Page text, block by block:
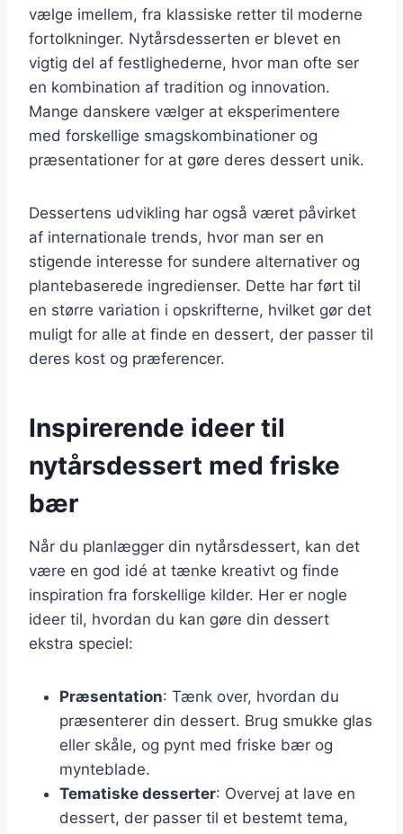
vælge imellem, fra klassiske retter til moderne
fortolkninger. Nytårsdesserten er blevet en
vigtig del af festlighederne, hvor man ofte ser
en kombination af tradition og innovation.
Mange danskere vælger at eksperimentere
med forskellige smagskombinationer og
præsentationer for at gøre deres dessert unik.
Dessertens udvikling har også været påvirket
af internationale trends, hvor man ser en
stigende interesse for sundere alternativer og
plantebaserede ingredienser. Dette har ført til
en større variation i opskrifterne, hvilket gør det
muligt for alle at finde en dessert, der passer til
deres kost og præferencer.
Inspirerende ideer til
nytårsdessert med friske
bær
Når du planlægger din nytårsdessert, kan det
være en god idé at tænke kreativt og finde
inspiration fra forskellige kilder. Her er nogle
ideer til, hvordan du kan gøre din dessert
ekstra speciel:
Præsentation: Tænk over, hvordan du
præsenterer din dessert. Brug smukke glas
eller skåle, og pynt med friske bær og
mynteblade.
Tematiske desserter: Overvej at lave en
dessert, der passer til et bestemt tema,